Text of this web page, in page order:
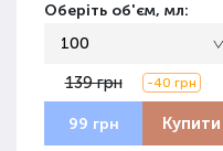
Оберіть об'єм, мл:
100
139 грн -40 грн
99 грн Купити